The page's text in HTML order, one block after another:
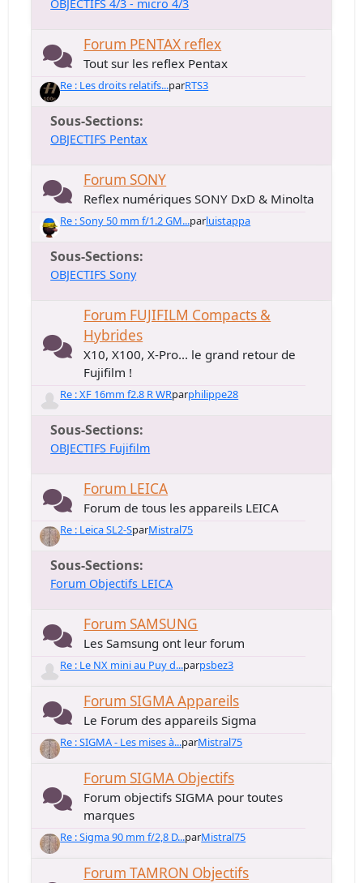
OBJECTIFS 4/3 - micro 4/3
Forum PENTAX reflex
Tout sur les reflex Pentax
Re : Les droits relatifs...parRTS3
Sous-Sections
OBJECTIFS Pentax
Forum SONY
Reflex numériques SONY DxD & Minolta
Re : Sony 50 mm f/1.2 GM...parluistappa
Sous-Sections
OBJECTIFS Sony
Forum FUJIFILM Compacts &
Hybrides
X10, X100, X-Pro... le grand retour de
Fujifilm !
Re : XF 16mm f2.8 R WRparphilippe28
Sous-Sections
OBJECTIFS Fujifilm
Forum LEICA
Forum de tous les appareils LEICA
Re : Leica SL2-SparMistral75
Sous-Sections
Forum Objectifs LEICA
Forum SAMSUNG
Les Samsung ont leur forum
Re : Le NX mini au Puy d...parpsbez3
Forum SIGMA Appareils
Le Forum des appareils Sigma
Re : SIGMA - Les mises à...parMistral75
Forum SIGMA Objectifs
Forum objectifs SIGMA pour toutes
marques
Re : Sigma 90 mm f/2,8 D...parMistral75
Forum TAMRON Objectifs